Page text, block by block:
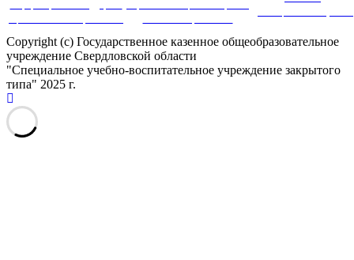
Copyright (c) Государственное казенное общеобразовательное
учреждение Свердловской области
"Специальное учебно-воспитательное учреждение закрытого
типа" 2025 г.